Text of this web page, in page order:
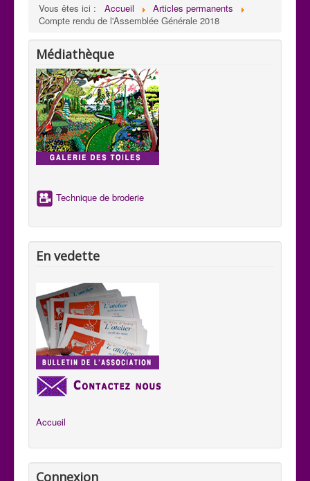
Vous êtes ici : Accueil
Articles permanents
Compte rendu de l'Assemblée Générale 2018
Médiathèque
Technique de broderie
En vedette
Accueil
Connexion